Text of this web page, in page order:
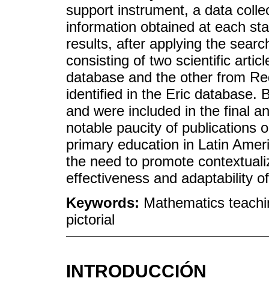
support instrument, a data
information obtained at each
results, after applying the
consisting of two scientific
database and the other from
identified in the Eric database.
and were included in the final
notable paucity of publications
primary education in Latin
the need to promote
effectiveness and adaptability
Keywords: Mathematics
pictorial
INTRODUCCIÓN